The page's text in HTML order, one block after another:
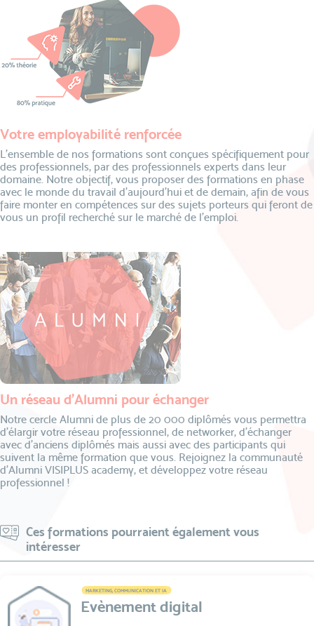
Votre employabilité renforcée
L’ensemble de nos formations sont conçues spécifiquement pour
des professionnels, par des professionnels experts dans leur
domaine. Notre objectif, vous proposer des formations en phase
avec le monde du travail d’aujourd’hui et de demain, afin de vous
faire monter en compétences sur des sujets porteurs qui feront de
vous un profil recherché sur le marché de l’emploi.
Un réseau d’Alumni pour échanger
Notre cercle Alumni de plus de 20 000 diplômés vous permettra
d’élargir votre réseau professionnel, de networker, d’échanger
avec d’anciens diplômés mais aussi avec des participants qui
suivent la même formation que vous. Rejoignez la communauté
d’Alumni VISIPLUS academy, et développez votre réseau
professionnel !
Ces formations pourraient également vous
intéresser
MARKETING, COMMUNICATION ET IA
Evènement digital